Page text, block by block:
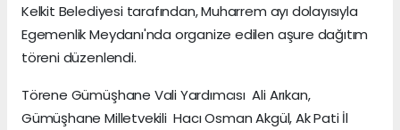
Kelkit Belediyesi tarafından, Muharrem ayı dolayısıyla
Egemenlik Meydanı'nda organize edilen aşure dağıtım
töreni düzenlendi.
Törene Gümüşhane Vali Yardımcısı Ali Arıkan,
Gümüşhane Milletvekili Hacı Osman Akgül, Ak Pati İl